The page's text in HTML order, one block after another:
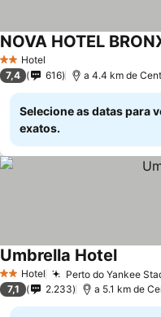
2 Estrelas
Hotel
NOVA HOTEL
7,4 616 a 4.4 km de
Selecione as datas para
exatos.
2 Estrelas
Hotel Perto do Yankee
Umbrella Hotel
7,1 2.233 a 5.1 km de